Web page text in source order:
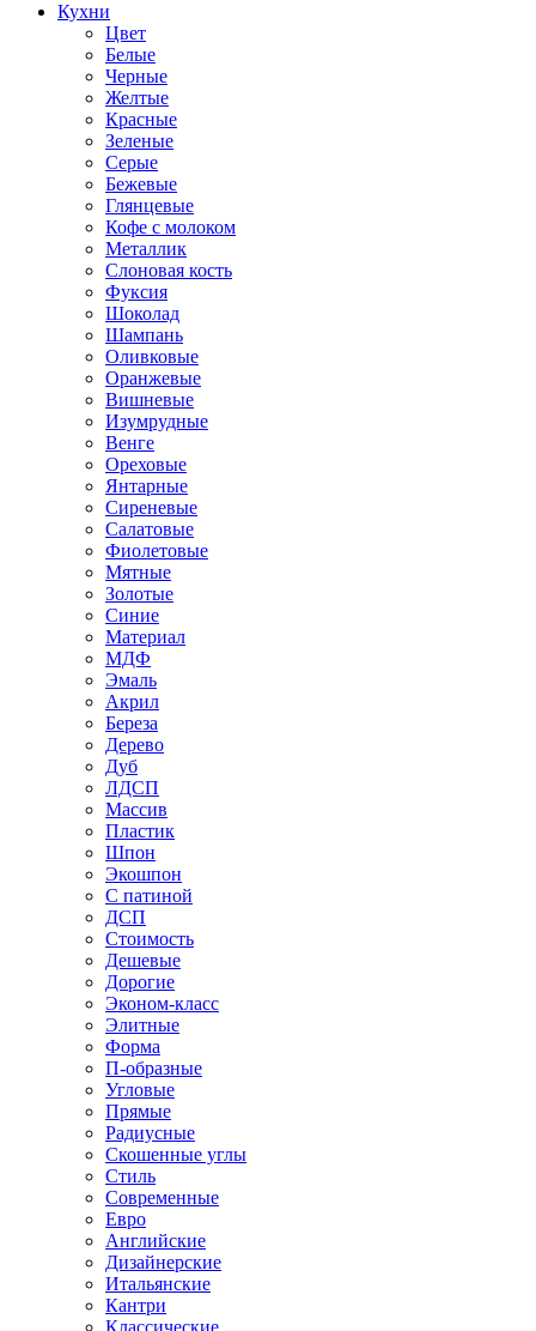
Кухни
Цвет
Белые
Черные
Желтые
Красные
Зеленые
Серые
Бежевые
Глянцевые
Кофе с молоком
Металлик
Слоновая кость
Фуксия
Шоколад
Шампань
Оливковые
Оранжевые
Вишневые
Изумрудные
Венге
Ореховые
Янтарные
Сиреневые
Салатовые
Фиолетовые
Мятные
Золотые
Синие
Материал
МДФ
Эмаль
Акрил
Береза
Дерево
Дуб
ЛДСП
Массив
Пластик
Шпон
Экошпон
С патиной
ДСП
Стоимость
Дешевые
Дорогие
Эконом-класс
Элитные
Форма
П-образные
Угловые
Прямые
Радиусные
Скошенные углы
Стиль
Современные
Евро
Английские
Дизайнерские
Итальянские
Кантри
Классические